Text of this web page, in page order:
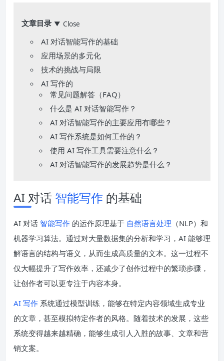
文章目录 ▼ Close
AI 对话智能写作的基础
应用场景的多元化
技术的挑战与局限
AI 写作的
常见问题解答（FAQ）
什么是 AI 对话智能写作？
AI 对话智能写作的主要应用有哪些？
AI 写作系统是如何工作的？
使用 AI 写作工具需要注意什么？
AI 对话智能写作的发展趋势是什么？
AI 对话 智能写作 的基础
AI 对话 智能写作 的运作原理基于 自然语言处理 （NLP）和
机器学习算法。通过对大量数据集的分析和学习，AI 能够理
解语言的结构与语义，从而生成高质量的文本。这一过程不
仅大幅提升了写作效率，还减少了创作过程中的繁琐步骤，
让创作者可以更专注于内容本身。
AI 写作 系统通过模型训练，能够在特定内容领域生成专业
的文章，甚至模拟特定作者的风格。随着技术的发展，这些
系统变得越来越精确，能够生成引人入胜的故事、文章和营
销文案。